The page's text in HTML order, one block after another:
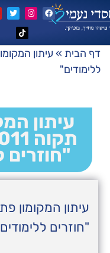
דף הבית »
ללימודים"
עיתון
"חוזרים
"חוזרים